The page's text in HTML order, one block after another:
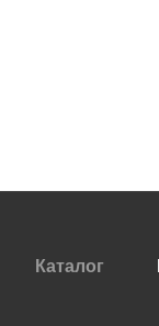
Каталог